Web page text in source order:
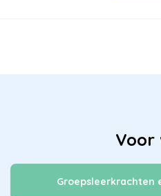
Voor
Groepsleerkrachten